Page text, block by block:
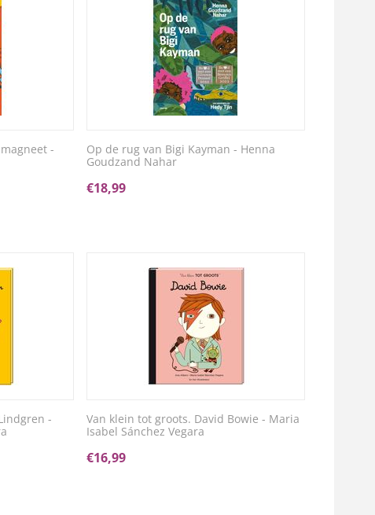
-
Op de rug van Bigi Kayman - Henna
Goudzand Nahar
€18,99
-
Van klein tot groots. David Bowie - Maria
Isabel Sánchez Vegara
€16,99